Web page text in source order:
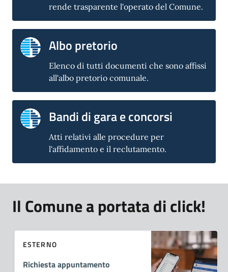
rende trasparente l'operato del Comune.
Albo pretorio
Elenco di tutti documenti che sono affissi
all'albo pretorio comunale.
Bandi di gara e concorsi
Atti relativi alle procedure per
l'affidamento e il reclutamento.
Il Comune a portata di click!
ESTERNO
Richiesta appuntamento